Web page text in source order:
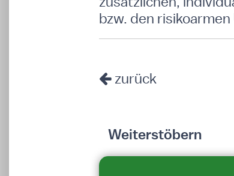
bzw. den
zurück
Weiterstöbern